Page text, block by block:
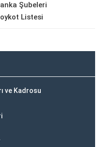
Şubeleri
Listesi
ve Kadrosu